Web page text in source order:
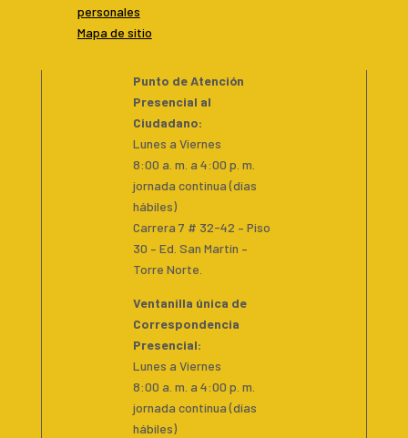
personales
Mapa de sitio
Punto de Atención
Presencial al
Ciudadano:
Lunes a Viernes
8:00 a. m. a 4:00 p. m.
jornada continua (días
hábiles)
Carrera 7 # 32-42 – Piso
30 – Ed. San Martín –
Torre Norte.
Ventanilla única de
Correspondencia
Presencial:
Lunes a Viernes
8:00 a. m. a 4:00 p. m.
jornada continua (días
hábiles)